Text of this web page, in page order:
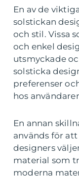
En av de
solstickan
och stil. Vissa
och enkel
utsmyckade
solsticka
preferenser
hos
En annan
används för
designers
material som
moderna